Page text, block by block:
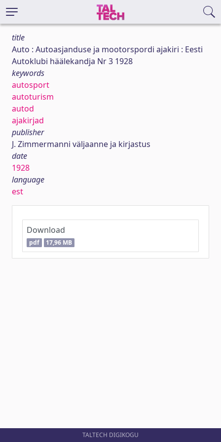
title
Auto : Autoasjanduse ja mootorspordi ajakiri : Eesti
Autoklubi häälekandja Nr 3 1928
keywords
autosport
autoturism
autod
ajakirjad
publisher
J. Zimmermanni väljaanne ja kirjastus
date
1928
language
est
Download
pdf 17,96 MB
TALTECH DIGIKOGU